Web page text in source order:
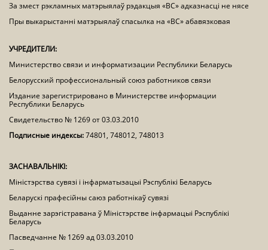
За змест рэкламных матэрыялаў рэдакцыя «ВС» адказнасці не нясе
Пры выкарыстанні матэрыялаў спасылка на «ВС» абавязковая
УЧРЕДИТЕЛИ:
Министерство связи и информатизации Республики Беларусь
Белорусский профессиональный союз работников связи
Издание зарегистрировано в Министерстве информации
Республики Беларусь
Свидетельство № 1269 от 03.03.2010
Подписные индексы:74801, 748012, 748013
ЗАСНАВАЛЬНІКІ:
Міністэрства сувязі і інфарматызацыі Рэспублікі Беларусь
Беларускі прафесійны саюз работнікаў сувязі
Выданне зарэгістравана ў Міністэрстве інфармацыі Рэспублікі
Беларусь
Пасведчанне № 1269 ад 03.03.2010